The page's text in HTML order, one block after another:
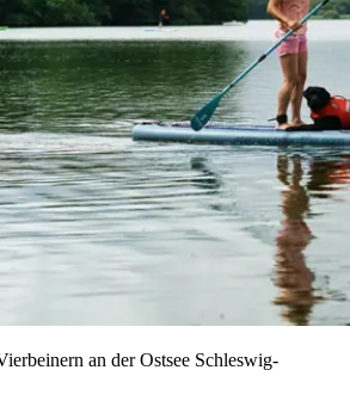
an der Ostsee Schleswig-